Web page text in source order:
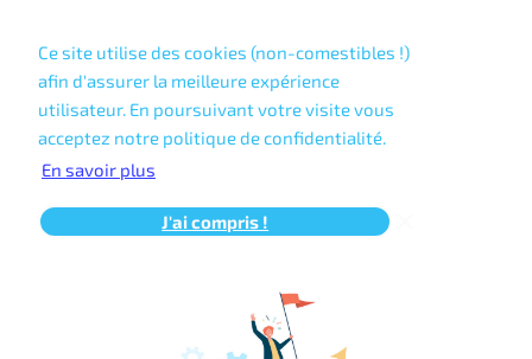
Ce site utilise des cookies (non-comestibles !)
afin d'assurer la meilleure expérience
utilisateur. En poursuivant votre visite vous
acceptez notre politique de confidentialité.
En savoir plus
J'ai compris !